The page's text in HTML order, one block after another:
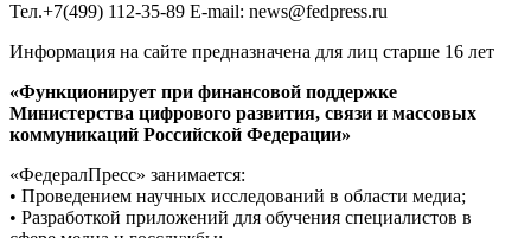
Тел.+7(499) 112-35-89 E-mail: news@fedpress.ru
Информация на сайте предназначена для лиц старше 16 лет
«Функционирует при финансовой поддержке
Министерства цифрового развития, связи и массовых
коммуникаций Российской Федерации»
«ФедералПресс» занимается:
• Проведением научных исследований в области медиа;
• Разработкой приложений для обучения специалистов в